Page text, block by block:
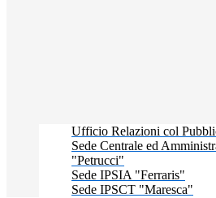
Ufficio Relazioni col
Sede Centrale ed
"Petrucci"
Sede IPSIA "Ferraris"
Sede IPSCT "Maresca"